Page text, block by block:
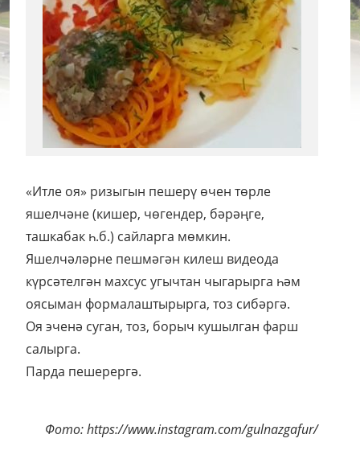
«Итле оя» ризыгын пешерү өчен төрле
яшелчәне (кишер, чөгендер, бәрәңге,
ташкабак һ.б.) сайларга мөмкин.
Яшелчәләрне пешмәгән килеш видеода
күрсәтелгән махсус угычтан чыгарырга һәм
оясыман формалаштырырга, тоз сибәргә.
Оя эченә суган, тоз, борыч кушылган фарш
салырга.
Парда пешерергә.
Фото: https://www.instagram.com/gulnazgafur/